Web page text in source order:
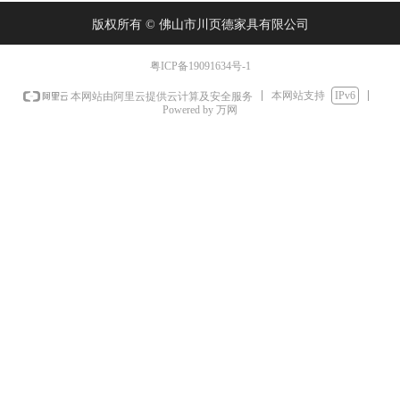
版权所有 © 佛山市川页德家具有限公司
粤ICP备19091634号-1
本网站由阿里云提供云计算及安全服务 本网站支持
IPv6
Powered by 万网